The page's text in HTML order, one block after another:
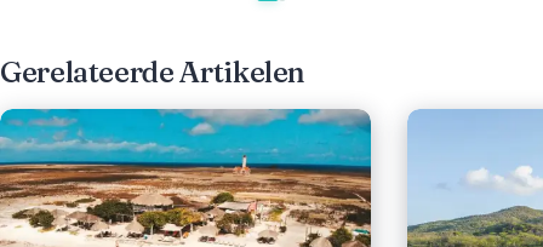
Gerelateerde Artikelen